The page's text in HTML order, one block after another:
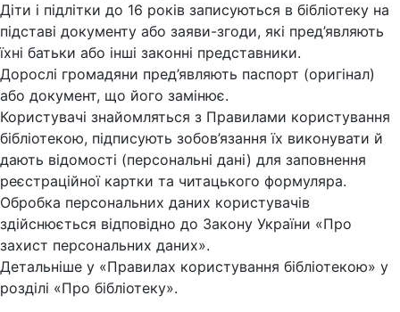
Діти і підлітки до 16 років записуються в бібліотеку на
підставі документу або заяви-згоди, які пред’являють
їхні батьки або інші законні представники.
Дорослі громадяни пред’являють паспорт (оригінал)
або документ, що його замінює.
Користувачі знайомляться з Правилами користування
бібліотекою, підписують зобов’язання їх виконувати й
дають відомості (персональні дані) для заповнення
реєстраційної картки та читацького формуляра.
Обробка персональних даних користувачів
здійснюється відповідно до Закону України «Про
захист персональних даних».
Детальніше у «Правилах користування бібліотекою» у
розділі «Про бібліотеку».